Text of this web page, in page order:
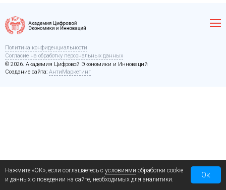
Политика конфиденциальности
Согласие на обработку персональных данных
© 2026. Академия Цифровой Экономики и Инноваций
Создание сайта: АнтиМаркетинг
Нажмите «ОК», если соглашаетесь с условиями обработки cookie
и данных о поведении на сайте, необходимых для аналитики.
Ок